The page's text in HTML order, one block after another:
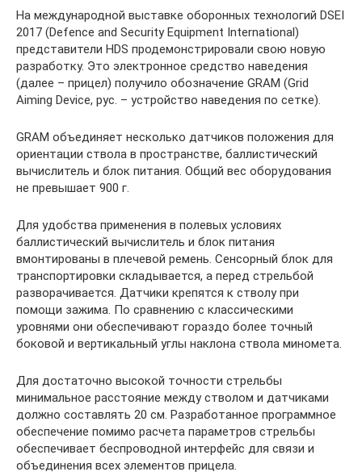
На международной выставке оборонных технологий DSEI
2017 (Defence and Security Equipment International)
представители HDS продемонстрировали свою новую
разработку. Это электронное средство наведения
(далее – прицел) получило обозначение GRAM (Grid
Aiming Device, рус. – устройство наведения по сетке).
GRAM объединяет несколько датчиков положения для
ориентации ствола в пространстве, баллистический
вычислитель и блок питания. Общий вес оборудования
не превышает 900 г.
Для удобства применения в полевых условиях
баллистический вычислитель и блок питания
вмонтированы в плечевой ремень. Сенсорный блок для
транспортировки складывается, а перед стрельбой
разворачивается. Датчики крепятся к стволу при
помощи зажима. По сравнению с классическими
уровнями они обеспечивают гораздо более точный
боковой и вертикальный углы наклона ствола миномета.
Для достаточно высокой точности стрельбы
минимальное расстояние между стволом и датчиками
должно составлять 20 см. Разработанное программное
обеспечение помимо расчета параметров стрельбы
обеспечивает беспроводной интерфейс для связи и
объединения всех элементов прицела.